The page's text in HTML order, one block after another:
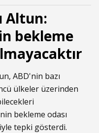
Altun:
bekleme
ABD'nin bazı
ülkeler üzerinden
bekleme odası
tepki gösterdi.